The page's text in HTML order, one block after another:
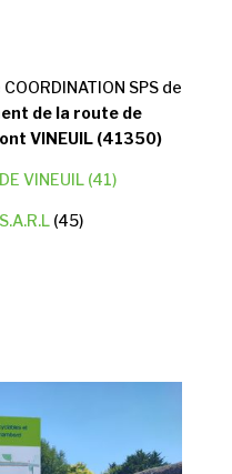
SPS de
de la route de
VINEUIL (41350)
VINEUIL (41)
(45)